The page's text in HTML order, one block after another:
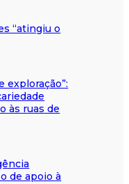
“atingiu o
exploração”:
às ruas de
de apoio à